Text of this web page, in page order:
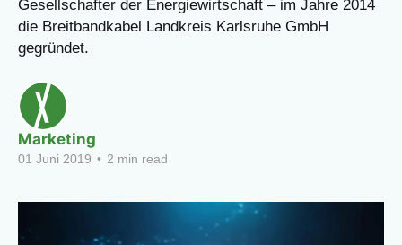
Gesellschafter der Energiewirtschaft – im Jahre 2014
die Breitbandkabel Landkreis Karlsruhe GmbH
gegründet.
Marketing
01 Juni 2019 • 2 min read